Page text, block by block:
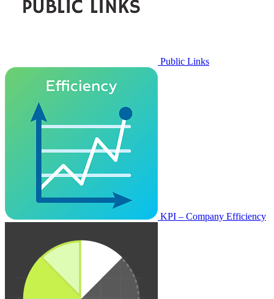
Public Links
KPI – Company Efficiency